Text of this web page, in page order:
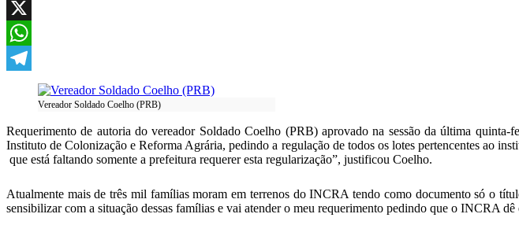
Facebook
X
WhatsApp
Telegram
Vereador Soldado Coelho (PRB)
Requerimento de autoria do vereador Soldado Coelho (PRB) aprovado na sessão da última
Instituto de Colonização e Reforma Agrária, pedindo a regulação de todos os lotes pertencentes ao
que está faltando somente a prefeitura requerer esta regularização”, justificou Coelho.
Atualmente mais de três mil famílias moram em terrenos do INCRA tendo como documento só o
sensibilizar com a situação dessas famílias e vai atender o meu requerimento pedindo que o INCRA